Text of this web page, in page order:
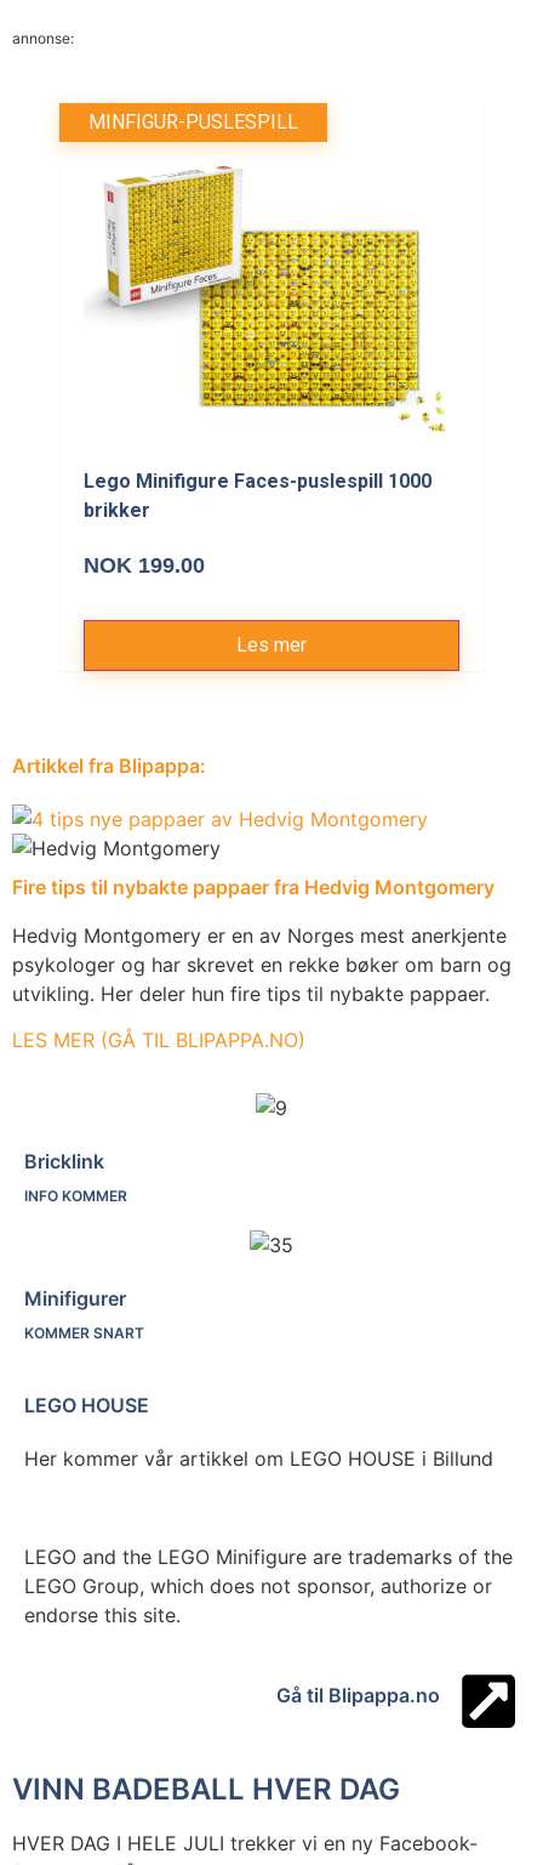
annonse:
MINFIGUR-PUSLESPILL
Lego Minifigure Faces-puslespill 1000
brikker
NOK 199.00
Les mer
Bricklink
INFO KOMMER
Minifigurer
KOMMER SNART
LEGO HOUSE
Her kommer vår artikkel om LEGO HOUSE i Billund
Artikkel fra Blipappa:
Fire tips til nybakte pappaer fra Hedvig Montgomery
Hedvig Montgomery er en av Norges mest anerkjente
psykologer og har skrevet en rekke bøker om barn og
utvikling. Her deler hun fire tips til nybakte pappaer.
LES MER (GÅ TIL BLIPAPPA.NO)
LEGO and the LEGO Minifigure are trademarks of the
LEGO Group, which does not sponsor, authorize or
endorse this site.
Gå til Blipappa.no
VINN BADEBALL HVER DAG
HVER DAG I HELE JULI trekker vi en ny Facebook-